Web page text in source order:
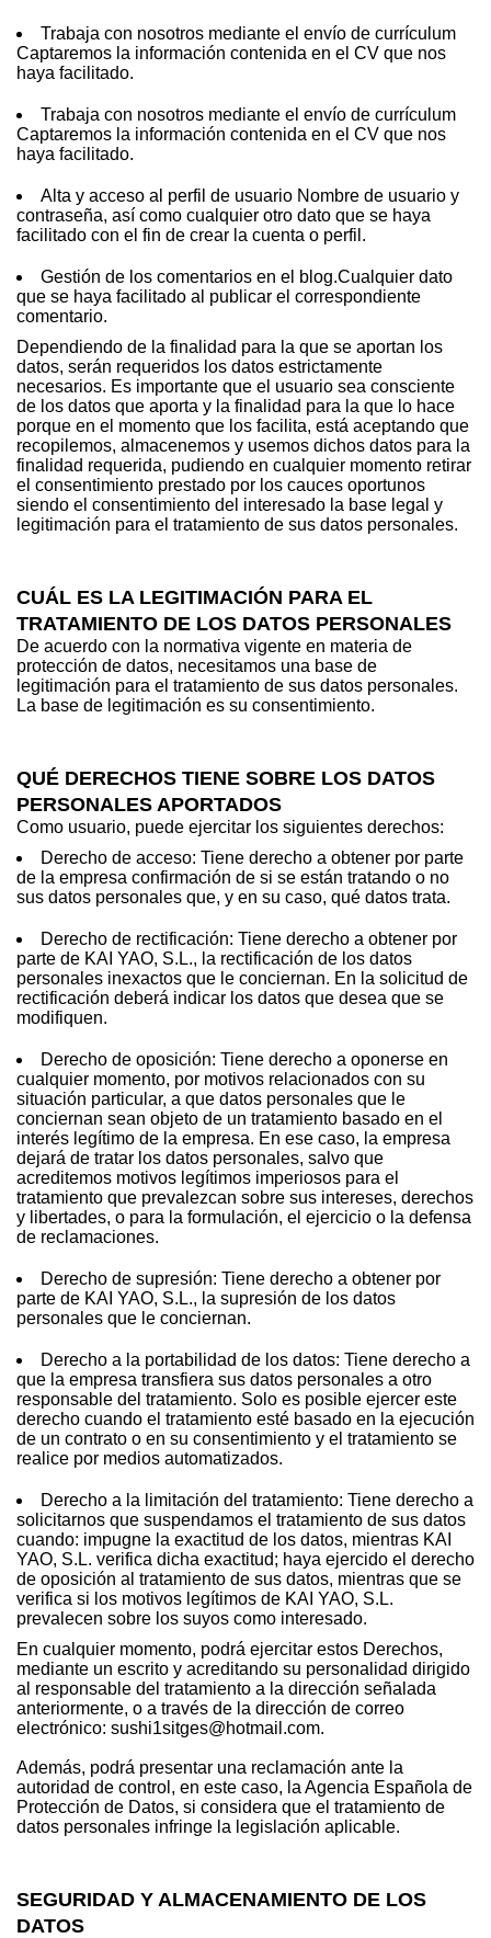
Trabaja con nosotros mediante el envío de currículum
Captaremos la información contenida en el CV que nos
haya facilitado.
Trabaja con nosotros mediante el envío de currículum
Captaremos la información contenida en el CV que nos
haya facilitado.
Alta y acceso al perfil de usuario Nombre de usuario y
contraseña, así como cualquier otro dato que se haya
facilitado con el fin de crear la cuenta o perfil.
Gestión de los comentarios en el blog.Cualquier dato
que se haya facilitado al publicar el correspondiente
comentario.
Dependiendo de la finalidad para la que se aportan los
datos, serán requeridos los datos estrictamente
necesarios. Es importante que el usuario sea consciente
de los datos que aporta y la finalidad para la que lo hace
porque en el momento que los facilita, está aceptando que
recopilemos, almacenemos y usemos dichos datos para la
finalidad requerida, pudiendo en cualquier momento retirar
el consentimiento prestado por los cauces oportunos
siendo el consentimiento del interesado la base legal y
legitimación para el tratamiento de sus datos personales.
CUÁL ES LA LEGITIMACIÓN PARA EL
TRATAMIENTO DE LOS DATOS PERSONALES
De acuerdo con la normativa vigente en materia de
protección de datos, necesitamos una base de
legitimación para el tratamiento de sus datos personales.
La base de legitimación es su consentimiento.
QUÉ DERECHOS TIENE SOBRE LOS DATOS
PERSONALES APORTADOS
Como usuario, puede ejercitar los siguientes derechos:
Derecho de acceso: Tiene derecho a obtener por parte
de la empresa confirmación de si se están tratando o no
sus datos personales que, y en su caso, qué datos trata.
Derecho de rectificación: Tiene derecho a obtener por
parte de KAI YAO, S.L., la rectificación de los datos
personales inexactos que le conciernan. En la solicitud de
rectificación deberá indicar los datos que desea que se
modifiquen.
Derecho de oposición: Tiene derecho a oponerse en
cualquier momento, por motivos relacionados con su
situación particular, a que datos personales que le
conciernan sean objeto de un tratamiento basado en el
interés legítimo de la empresa. En ese caso, la empresa
dejará de tratar los datos personales, salvo que
acreditemos motivos legítimos imperiosos para el
tratamiento que prevalezcan sobre sus intereses, derechos
y libertades, o para la formulación, el ejercicio o la defensa
de reclamaciones.
Derecho de supresión: Tiene derecho a obtener por
parte de KAI YAO, S.L., la supresión de los datos
personales que le conciernan.
Derecho a la portabilidad de los datos: Tiene derecho a
que la empresa transfiera sus datos personales a otro
responsable del tratamiento. Solo es posible ejercer este
derecho cuando el tratamiento esté basado en la ejecución
de un contrato o en su consentimiento y el tratamiento se
realice por medios automatizados.
Derecho a la limitación del tratamiento: Tiene derecho a
solicitarnos que suspendamos el tratamiento de sus datos
cuando: impugne la exactitud de los datos, mientras KAI
YAO, S.L. verifica dicha exactitud; haya ejercido el derecho
de oposición al tratamiento de sus datos, mientras que se
verifica si los motivos legítimos de KAI YAO, S.L.
prevalecen sobre los suyos como interesado.
En cualquier momento, podrá ejercitar estos Derechos,
mediante un escrito y acreditando su personalidad dirigido
al responsable del tratamiento a la dirección señalada
anteriormente, o a través de la dirección de correo
electrónico: sushi1sitges@hotmail.com.
Además, podrá presentar una reclamación ante la
autoridad de control, en este caso, la Agencia Española de
Protección de Datos, si considera que el tratamiento de
datos personales infringe la legislación aplicable.
SEGURIDAD Y ALMACENAMIENTO DE LOS
DATOS